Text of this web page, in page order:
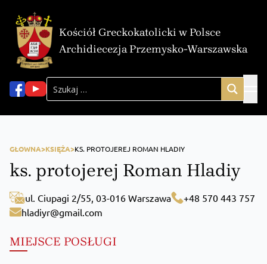
Kościół Greckokatolicki w Polsce
Archidiecezja Przemysko-Warszawska
GŁOWNA>KSIĘŻA>KS. PROTOJEREJ ROMAN HLADIY
ks. protojerej Roman Hladiy
ul. Ciupagi 2/55, 03-016 Warszawa
+48 570 443 757
hladiyr@gmail.com
MIEJSCE POSŁUGI